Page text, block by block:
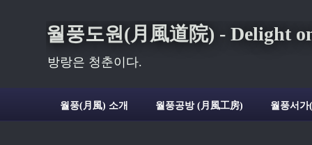
월풍도원(月風道院) - Delight
방랑은 청춘이다.
월풍(月風) 소개 월풍공방 (月風工房) 월풍서